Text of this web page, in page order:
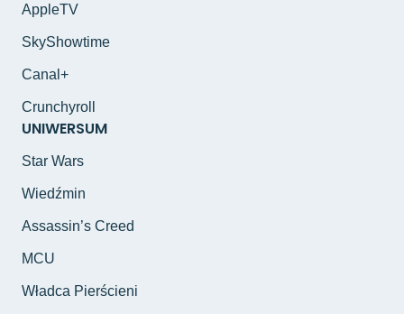
AppleTV
SkyShowtime
Canal+
Crunchyroll
UNIWERSUM
Star Wars
Wiedźmin
Assassin’s Creed
MCU
Władca Pierścieni